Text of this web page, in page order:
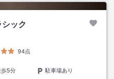
ック
94点
歩5分
駐車場あり